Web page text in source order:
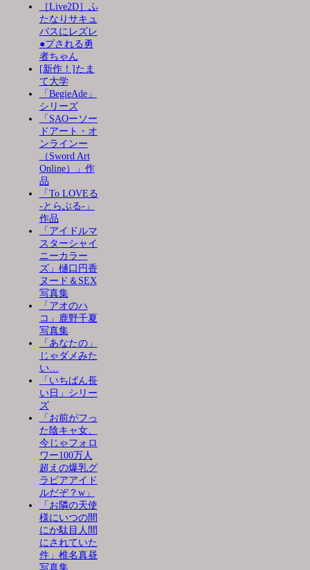
［Live2D］ふ
たなりサキュ
バスにレズレ
●プされる勇
者ちゃん
[新作！]たま
て大学
「BegieAde」
シリーズ
「SAOーソー
ドアート・オ
ンラインー
（Sword Art
Online）」作
品
「To LOVEる
-とらぶる-」
作品
「アイドルマ
スターシャイ
ニーカラー
ズ」樋口円香
ヌード＆SEX
写真集
「アオのハ
コ」鹿野千夏
写真集
「あなたの」
じゃダメみた
い…
「いちばん長
い日」シリー
ズ
「お前がフっ
た陰キャ女、
今じゃフォロ
ワー100万人
超えの爆乳グ
ラビアアイド
ルだぞ？w」
「お隣の天使
様にいつの間
にか駄目人間
にされていた
件」椎名真昼
写真集